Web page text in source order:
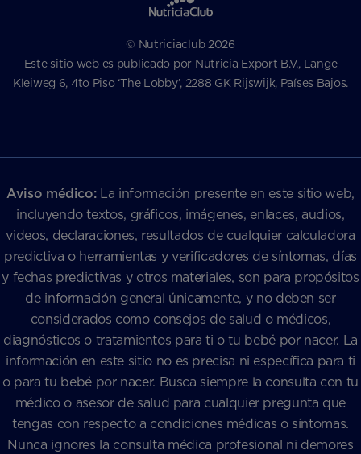
© Nutriciaclub 2026
Este sitio web es publicado por Nutricia Export B.V., Lange
Kleiweg 6, 4to Piso ‘The Lobby’, 2288 GK Rijswijk, Países Bajos.
Aviso médico:La información presente en este sitio web,
incluyendo textos, gráficos, imágenes, enlaces, audios,
videos, declaraciones, resultados de cualquier calculadora
predictiva o herramientas y verificadores de síntomas, días
y fechas predictivas y otros materiales, son para propósitos
de información general únicamente, y no deben ser
considerados como consejos de salud o médicos,
diagnósticos o tratamientos para ti o tu bebé por nacer. La
información en este sitio no es precisa ni específica para ti
o para tu bebé por nacer. Busca siempre la consulta con tu
médico o asesor de salud para cualquier pregunta que
tengas con respecto a condiciones médicas o síntomas.
Nunca ignores la consulta médica profesional ni demores